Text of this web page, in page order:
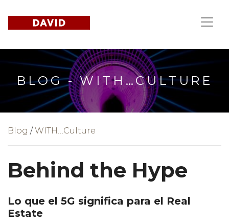
BLOG - WITH…CULTURE
Blog /WITH…Culture
Behind the Hype
Lo que el 5G significa para el Real
Estate